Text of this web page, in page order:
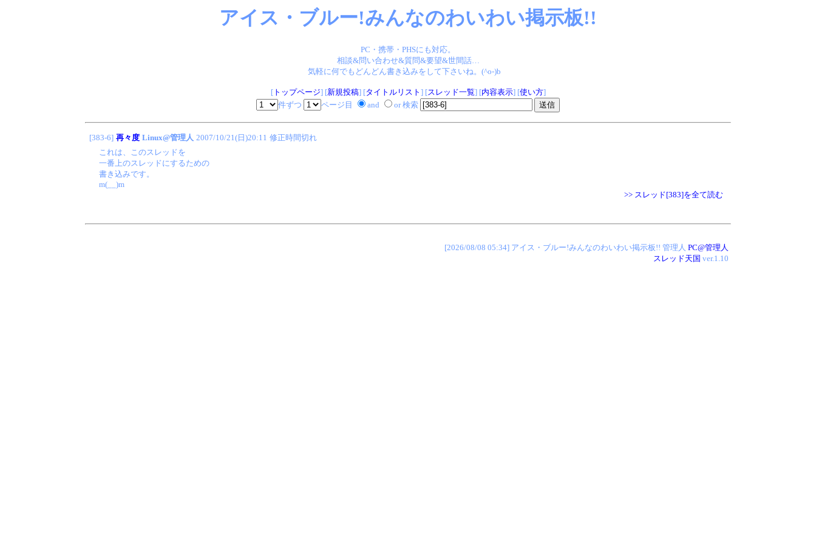
アイス・ブルー!みんなのわいわい掲示板!!
PC・携帯・PHSにも対応。
相談&問い合わせ&質問&要望&世間話…
気軽に何でもどんどん書き込みをして下さいね。(^o-)b
[トップページ] [新規投稿] [タイトルリスト ] [スレッド一覧] [内容表示] [使い方]
件ずつ
ページ目 and or 検索
[383-6] 再々度 Linux@管理人 2007/10/21(日)20:11 修正時間切れ
これは、このスレッドを
一番上のスレッドにするための
書き込みです。
m(__)m
>> スレッド[383]を全て読む
[2026/08/08 05:34] アイス・ブルー!みんなのわいわい掲示板!! 管理人 PC@管理人
スレッド天国 ver.1.10